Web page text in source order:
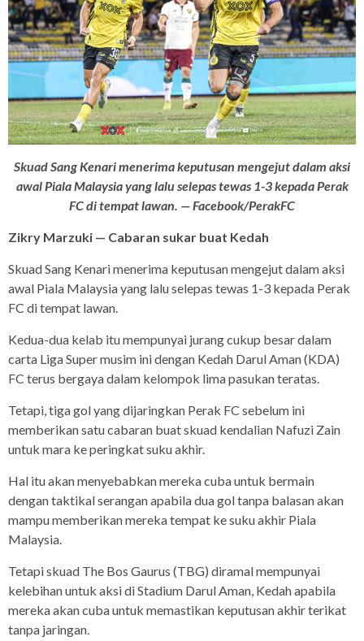
Skuad Sang Kenari menerima keputusan mengejut dalam aksi
awal Piala Malaysia yang lalu selepas tewas 1-3 kepada Perak
FC di tempat lawan. — Facebook/PerakFC
Zikry Marzuki — Cabaran sukar buat Kedah
Skuad Sang Kenari menerima keputusan mengejut dalam aksi
awal Piala Malaysia yang lalu selepas tewas 1-3 kepada Perak
FC di tempat lawan.
Kedua-dua kelab itu mempunyai jurang cukup besar dalam
carta Liga Super musim ini dengan Kedah Darul Aman (KDA)
FC terus bergaya dalam kelompok lima pasukan teratas.
Tetapi, tiga gol yang dijaringkan Perak FC sebelum ini
memberikan satu cabaran buat skuad kendalian Nafuzi Zain
untuk mara ke peringkat suku akhir.
Hal itu akan menyebabkan mereka cuba untuk bermain
dengan taktikal serangan apabila dua gol tanpa balasan akan
mampu memberikan mereka tempat ke suku akhir Piala
Malaysia.
Tetapi skuad The Bos Gaurus (TBG) diramal mempunyai
kelebihan untuk aksi di Stadium Darul Aman, Kedah apabila
mereka akan cuba untuk memastikan keputusan akhir terikat
tanpa jaringan.